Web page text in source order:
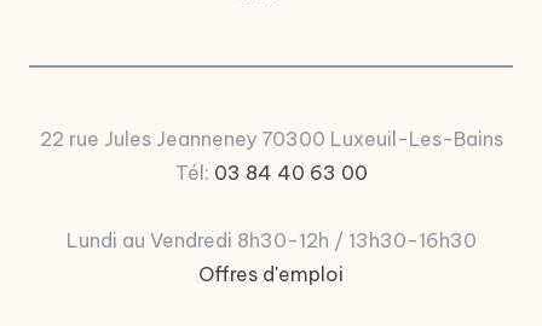
e
u
22 rue Jules Jeanneney 70300 Luxeuil-Les-Bains
Tél: 03 84 40 63 00
Lundi au Vendredi 8h30-12h / 13h30-16h30
Offres d'emploi